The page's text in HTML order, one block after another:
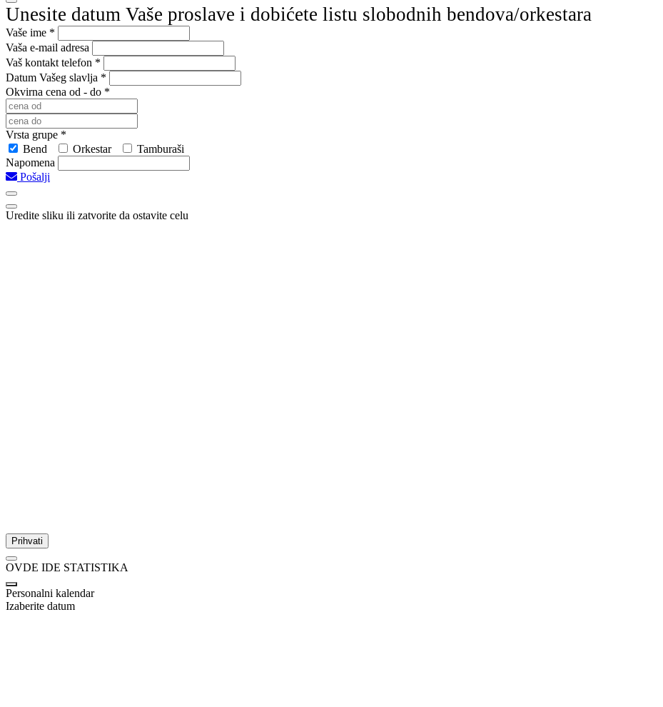
Unesite datum Vaše proslave i dobićete listu slobodnih bendova/orkestara
Vaše ime *
Vaša e-mail adresa
Vaš kontakt telefon *
Datum Vašeg slavlja *
Okvirna cena od - do *
Vrsta grupe *
Bend
Orkestar
Tamburaši
Napomena
Pošalji
Uredite sliku ili zatvorite da ostavite celu
Prihvati
OVDE IDE STATISTIKA
Personalni kalendar
Izaberite datum